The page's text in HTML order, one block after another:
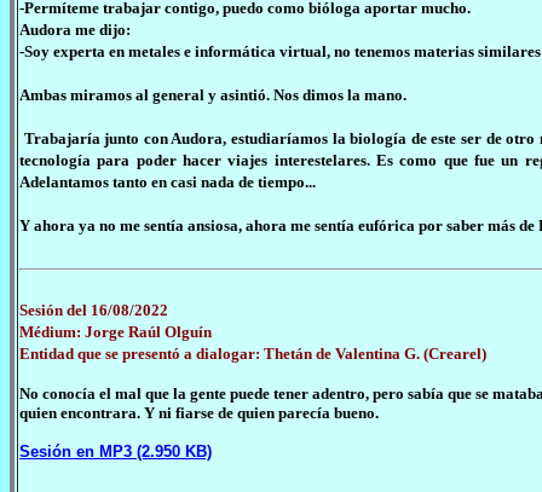
-Permíteme trabajar contigo, puedo como bióloga aportar mucho.
Audora me dijo:
-Soy experta en metales e informática virtual, no tenemos materias
Ambas miramos al general y asintió. Nos dimos la mano.
Trabajaría junto con Audora, estudiaríamos la biología de este ser de
tecnología para poder hacer viajes interestelares. Es como que fue un
Adelantamos tanto en casi nada de tiempo...
Y ahora ya no me sentía ansiosa, ahora me sentía eufórica por saber más
Sesión del 16/08/2022
Médium: Jorge Raúl Olguín
Entidad que se presentó a dialogar: Thetán de Valentina G. (Crearel)
No conocía el mal que la gente puede tener adentro, pero sabía que se
quien encontrara. Y ni fiarse de quien parecía bueno.
Sesión en MP3 (2.950 KB)